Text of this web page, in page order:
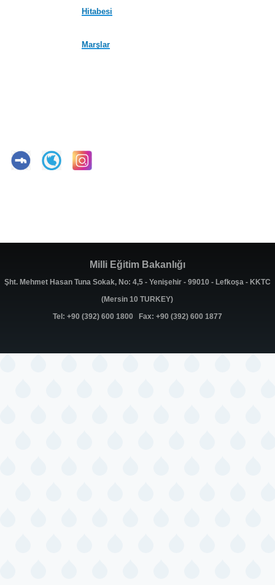
Hitabesi
Marşlar
Milli Eğitim Bakanlığı
Şht. Mehmet Hasan Tuna Sokak, No: 4,5 - Yenişehir - 99010 - Lefkoşa - KKTC
(Mersin 10 TURKEY)
Tel: +90 (392) 600 1800 Fax: +90 (392) 600 1877